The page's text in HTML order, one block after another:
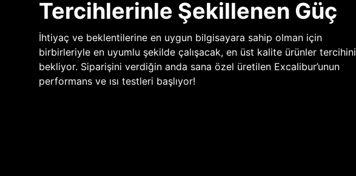
Tercihlerinle Şekillenen Güç
İhtiyaç ve beklentilerine en uygun bilgisayara sahip olman için
birbirleriyle en uyumlu şekilde çalışacak, en üst kalite ürünler tercihini
bekliyor. Siparişini verdiğin anda sana özel üretilen Excalibur’unun
performans ve ısı testleri başlıyor!